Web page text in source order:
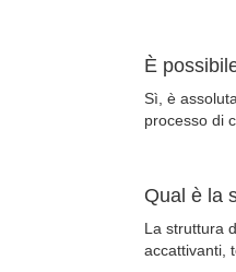
È
Sì, è
processo di
Qual è la
La struttura
accattivanti,